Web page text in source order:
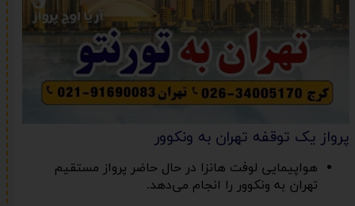
پرواز یک توقفه تهران به ونکوور
هواپیمایی لوفت هانزا در حال حاضر پرواز مستقیم
تهران به ونکوور را انجام می‌دهد.